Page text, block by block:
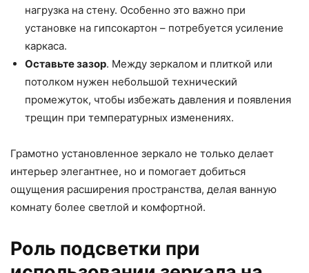
нагрузка на стену. Особенно это важно при
установке на гипсокартон – потребуется усиление
каркаса.
Оставьте зазор. Между зеркалом и плиткой или
потолком нужен небольшой технический
промежуток, чтобы избежать давления и появления
трещин при температурных изменениях.
Грамотно установленное зеркало не только делает
интерьер элегантнее, но и помогает добиться
ощущения расширения пространства, делая ванную
комнату более светлой и комфортной.
Роль подсветки при